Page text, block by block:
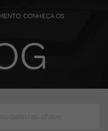
CONHEÇA OS